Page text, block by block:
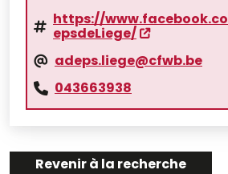
https://
epsdeLiege/
adeps.liege@cfwb.be
043663938
Revenir à la recherche